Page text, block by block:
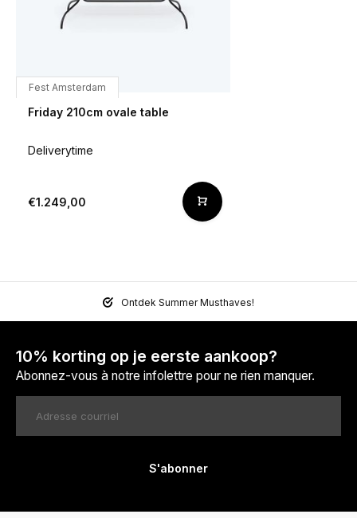
Fest Amsterdam
Friday 210cm ovale table
Deliverytime
€1.249,00
Ontdek Summer Musthaves!
10% korting op je eerste aankoop?
Abonnez-vous à notre infolettre pour ne rien manquer.
S'abonner